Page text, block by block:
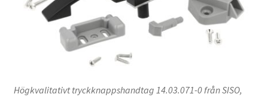
Högkvalitativt tryckknappshandtag 14.03.071-0 från SISO,